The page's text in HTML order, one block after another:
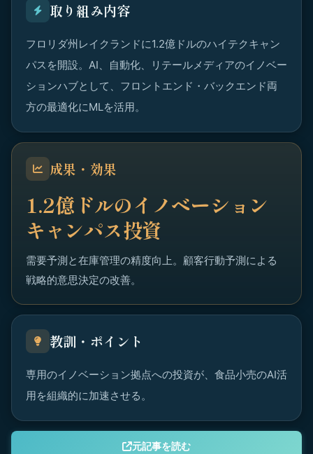
取り組み内容
フロリダ州レイクランドに1.2億ドルのハイテクキャン
パスを開設。AI、自動化、リテールメディアのイノベー
ションハブとして、フロントエンド・バックエンド両
方の最適化にMLを活用。
成果・効果
1.2億ドルのイノベーション
キャンパス投資
需要予測と在庫管理の精度向上。顧客行動予測による
戦略的意思決定の改善。
教訓・ポイント
専用のイノベーション拠点への投資が、食品小売のAI活
用を組織的に加速させる。
元記事を読む